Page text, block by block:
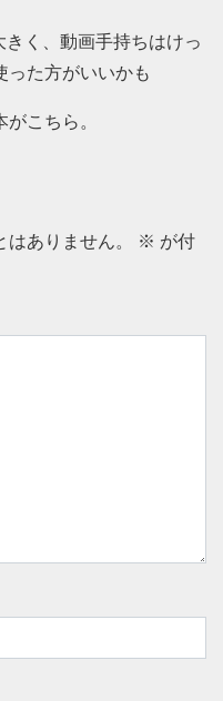
く、動画手持ちはけっ
った方がいいかも
こちら。
ありません。 ※ が付